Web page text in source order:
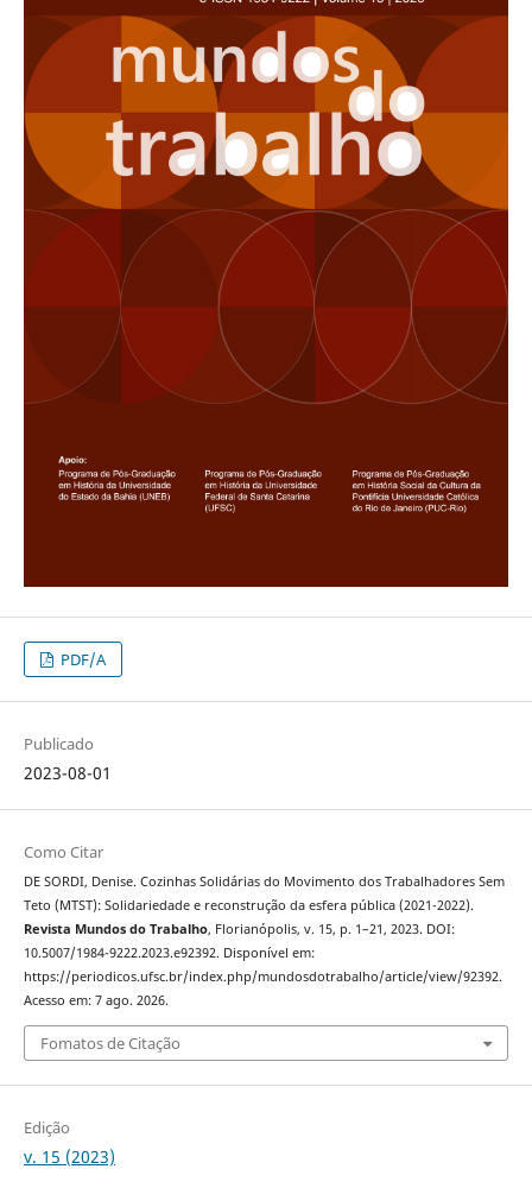
PDF/A
Publicado
2023-08-01
Como Citar
DE SORDI, Denise. Cozinhas Solidárias do Movimento dos Trabalhadores Sem
Teto (MTST): Solidariedade e reconstrução da esfera pública (2021-2022).
Revista Mundos do Trabalho, Florianópolis, v. 15, p. 1–21, 2023. DOI:
10.5007/1984-9222.2023.e92392. Disponível em:
https://periodicos.ufsc.br/index.php/mundosdotrabalho/article/view/92392.
Acesso em: 7 ago. 2026.
Fomatos de Citação
Edição
v. 15 (2023)